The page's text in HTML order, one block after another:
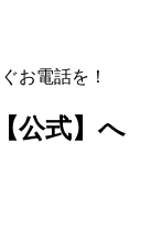
お電話を！
公式】へ